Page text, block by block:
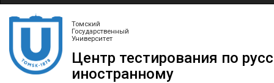
Томский
Государственный
Университет
Центр тестирования по
иностранному